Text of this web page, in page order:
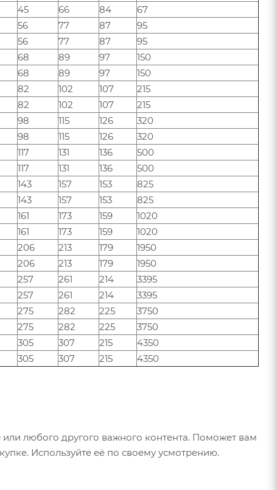
45 66 84
67
56 77 87
95
56 77 87
95
68 89 97
150
68 89 97
150
82 102 107
215
82 102 107
215
98 115 126
320
98 115 126
320
117 131 136
500
117 131 136
500
143 157 153
825
143 157 153
825
161 173 159
1020
161 173 159
1020
206 213 179
1950
206 213 179
1950
257 261 214
3395
257 261 214
3395
275 282 225
3750
275 282 225
3750
305 307 215
4350
305 307 215 4350
любого другого важного контента. Поможет вам
Используйте её по своему усмотрению.